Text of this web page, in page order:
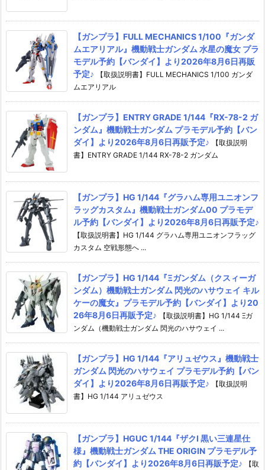
【ガンプラ】FULL MECHANICS 1/100『ガンダ
ムエアリアル』機動戦士ガンダム 水星の魔女 プラ
モデル予約【バンダイ】より2026年8月6日再販
予定♪
【取扱説明書】FULL MECHANICS 1/100 ガンダ
ムエアリアル
【ガンプラ】ENTRY GRADE 1/144『RX-78-2 ガ
ンダム』機動戦士ガンダム プラモデル予約【バン
ダイ】より2026年8月6日再販予定♪
【取扱説明
書】ENTRY GRADE 1/144 RX-78-2 ガンダム
【ガンプラ】HG 1/144『グラハム専用ユニオンフ
ラッグカスタム』機動戦士ガンダム00 プラモデ
ル予約【バンダイ】より2026年8月6日再販予定♪
【取扱説明書】HG 1/144 グラハム専用ユニオンフラッグ
カスタム 空戦形態へ ...
【ガンプラ】HG 1/144『Ξガンダム（クスィーガ
ンダム）機動戦士ガンダム 閃光のハサウェイ キル
ケーの魔女』プラモデル予約【バンダイ】より20
26年8月6日再販予定♪
【取扱説明書】HG 1/144 Ξガ
ンダム（機動戦士ガンダム 閃光のハサウェイ ...
【ガンプラ】HG 1/144『アリュゼウス』機動戦士
ガンダム 閃光のハサウェイ プラモデル予約【バン
ダイ】より2026年8月6日再販予定♪
【取扱説明
書】HG 1/144 アリュゼウス
【ガンプラ】HGUC 1/144『ザクI 黒い三連星仕
様』機動戦士ガンダム THE ORIGIN プラモデル予
約【バンダイ】より2026年8月6日再販予定♪
【取